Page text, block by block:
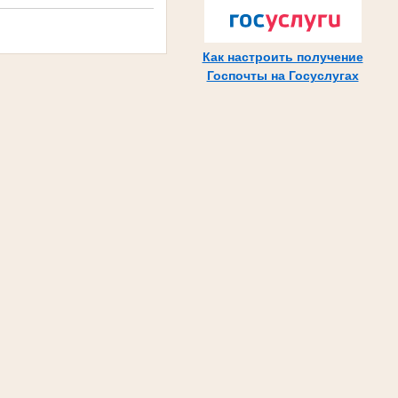
Как настроить получение
Госпочты на Госуслугах